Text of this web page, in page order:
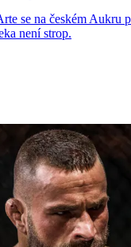
se na českém Aukru
není strop.